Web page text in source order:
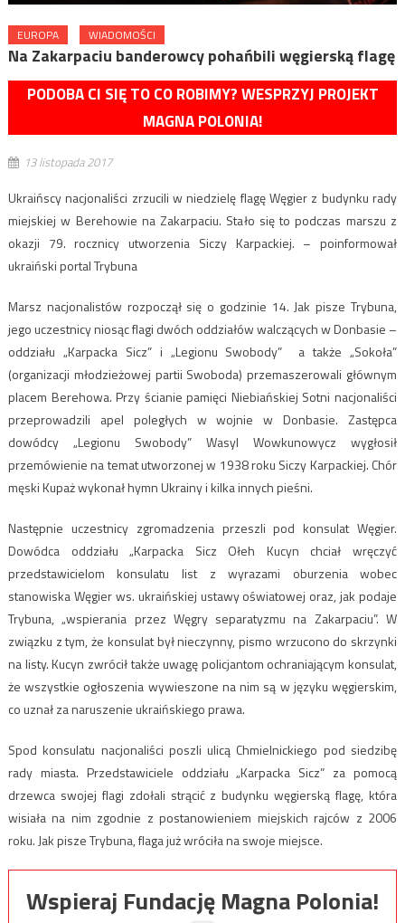
EUROPA WIADOMOŚCI
Na Zakarpaciu banderowcy pohańbili węgierską flagę
PODOBA CI SIĘ TO CO ROBIMY? WESPRZYJ PROJEKT
MAGNA POLONIA!
13 listopada 2017
Ukraińscy nacjonaliści zrzucili w niedzielę flagę Węgier z budynku rady
miejskiej w Berehowie na Zakarpaciu. Stało się to podczas marszu z
okazji 79. rocznicy utworzenia Siczy Karpackiej. – poinformował
ukraiński portal Trybuna
Marsz nacjonalistów rozpoczął się o godzinie 14. Jak pisze Trybuna,
jego uczestnicy niosąc flagi dwóch oddziałów walczących w Donbasie –
oddziału „Karpacka Sicz” i „Legionu Swobody” a także „Sokoła”
(organizacji młodzieżowej partii Swoboda) przemaszerowali głównym
placem Berehowa. Przy ścianie pamięci Niebiańskiej Sotni nacjonaliści
przeprowadzili apel poległych w wojnie w Donbasie. Zastępca
dowódcy „Legionu Swobody” Wasyl Wowkunowycz wygłosił
przemówienie na temat utworzonej w 1938 roku Siczy Karpackiej. Chór
męski Kupaż wykonał hymn Ukrainy i kilka innych pieśni.
Następnie uczestnicy zgromadzenia przeszli pod konsulat Węgier.
Dowódca oddziału „Karpacka Sicz Ołeh Kucyn chciał wręczyć
przedstawicielom konsulatu list z wyrazami oburzenia wobec
stanowiska Węgier ws. ukraińskiej ustawy oświatowej oraz, jak podaje
Trybuna, „wspierania przez Węgry separatyzmu na Zakarpaciu”. W
związku z tym, że konsulat był nieczynny, pismo wrzucono do skrzynki
na listy. Kucyn zwrócił także uwagę policjantom ochraniającym konsulat,
że wszystkie ogłoszenia wywieszone na nim są w języku węgierskim,
co uznał za naruszenie ukraińskiego prawa.
Spod konsulatu nacjonaliści poszli ulicą Chmielnickiego pod siedzibę
rady miasta. Przedstawiciele oddziału „Karpacka Sicz” za pomocą
drzewca swojej flagi zdołali strącić z budynku węgierską flagę, która
wisiała na nim zgodnie z postanowieniem miejskich rajców z 2006
roku. Jak pisze Trybuna, flaga już wróciła na swoje miejsce.
Wspieraj Fundację Magna Polonia!